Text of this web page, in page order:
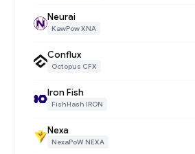
Neurai
KawPow XNA
Conflux
Octopus CFX
Iron Fish
FishHash IRON
Nexa
NexaPoW NEXA